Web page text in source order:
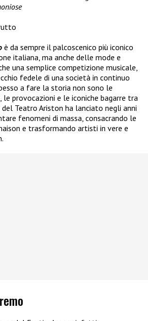
è da sempre il palcoscenico più iconico
italiana, ma anche delle mode e
una semplice competizione musicale,
fedele di una società in continuo
a fare la storia non sono le
le provocazioni e le iconiche bagarre tra
Teatro Ariston ha lanciato negli anni
fenomeni di massa, consacrando le
e trasformando artisti in vere e